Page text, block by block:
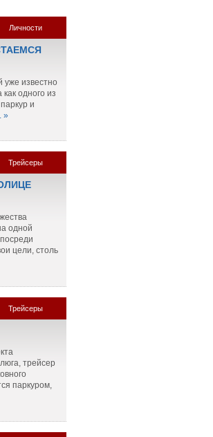
Личности
уже известно
одного из
и
»
Трейсеры
одной
цели, столь
Трейсеры
трейсер
паркуром,